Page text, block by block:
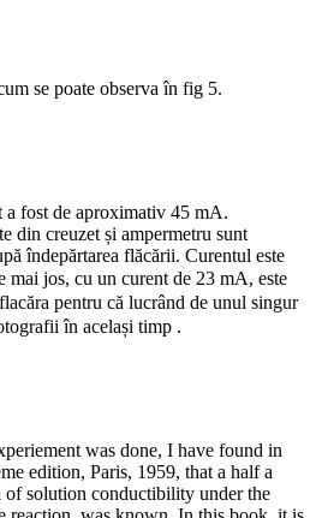
se poate observa în fig 5.
fost de aproximativ 45 mA.
din creuzet și ampermetru sunt
îndepărtarea flăcării. Curentul este
mai jos, cu un curent de 23 mA, este
pentru că lucrând de unul singur
în același timp .
was done, I have found in
edition, Paris, 1959, that a half a
of solution conductibility under the